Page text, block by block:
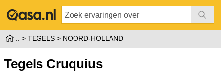
TEGELS NOORD-HOLLAND
Tegels Cruquius